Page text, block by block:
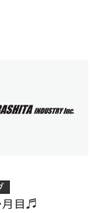
月目♬